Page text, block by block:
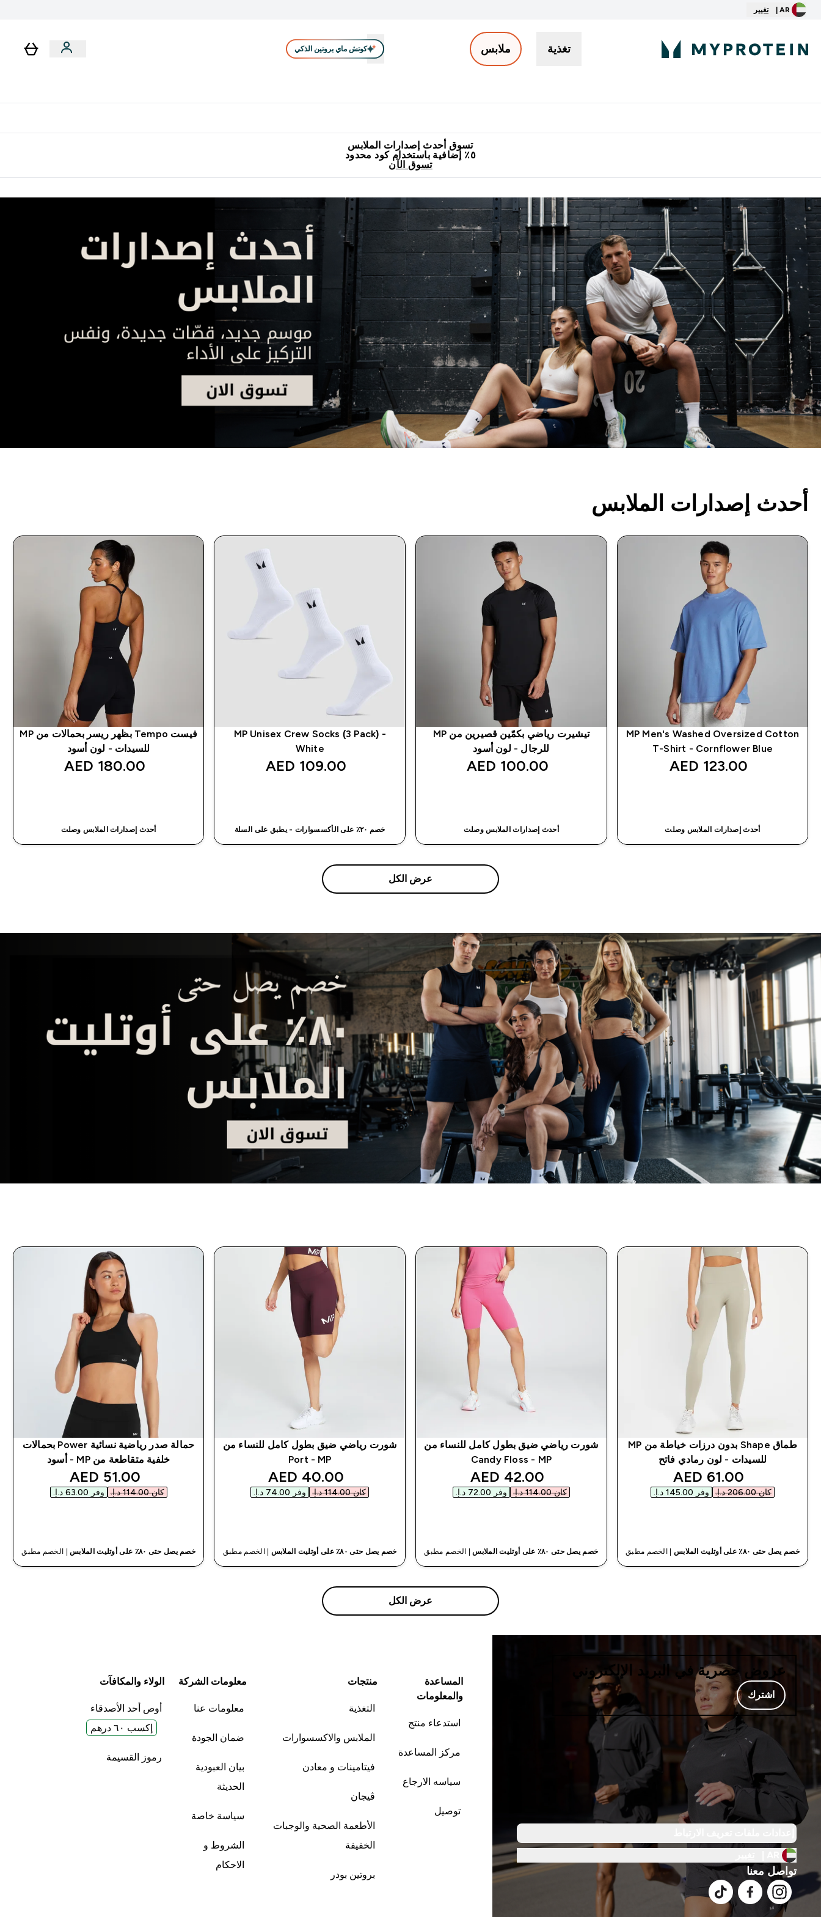
AR | تغيير
تغذية ملابس كوتش ماي بروتين الذكي
تسوق أحدث إصدارات الملابس
٥٪ إضافية باستخدام كود محدود
تسوق الآن
أحدث إصدارات الملابس
MP Men's Washed Oversized Cotton
T-Shirt - Cornflower Blue
123.00 AED‎
أحدث إصدارات الملابس وصلت
تيشيرت رياضي بكمّين قصيرين من MP
للرجال - لون أسود
100.00 AED‎
أحدث إصدارات الملابس وصلت
MP Unisex Crew Socks (3 Pack) -
White
109.00 AED‎
خصم ٢٠٪ على الأكسسوارات - يطبق على السلة
فيست Tempo بظهر ريسر بحمالات من MP
للسيدات - لون أسود
180.00 AED‎
أحدث إصدارات الملابس وصلت
عرض الكل
طماق Shape بدون درزات خياطة من MP
للسيدات - لون رمادي فاتح
discounted price
61.00 AED‎
كان ‏206.00 د.إ.‏‎ وفر ‏145.00 د.إ.‏‎
خصم يصل حتى ٨٠٪ على أوتليت الملابس | الخصم مطبق
شورت رياضي ضيق بطول كامل للنساء من
MP‏ - Candy Floss
discounted price
42.00 AED‎
كان ‏114.00 د.إ.‏‎ وفر ‏72.00 د.إ.‏‎
خصم يصل حتى ٨٠٪ على أوتليت الملابس | الخصم مطبق
شورت رياضي ضيق بطول كامل للنساء من
MP ‏- Port
discounted price
40.00 AED‎
كان ‏114.00 د.إ.‏‎ وفر ‏74.00 د.إ.‏‎
خصم يصل حتى ٨٠٪ على أوتليت الملابس | الخصم مطبق
حمالة صدر رياضية نسائية Power بحمالات
خلفية متقاطعة من MP - أسود
discounted price
51.00 AED‎
كان ‏114.00 د.إ.‏‎ وفر ‏63.00 د.إ.‏‎
خصم يصل حتى ٨٠٪ على أوتليت الملابس | الخصم مطبق
عرض الكل
عروض حصرية في البريد الإلكتروني
اشترك
تواصل معنا
المساعدة
والمعلومات
استدعاء منتج
مركز المساعدة
سياسه الارجاع
توصيل
منتجات
التغذية
الملابس والاكسسوارات
فيتامينات و معادن
ڤيجان
الأطعمة الصحية والوجبات
الخفيفة
بروتين بودر
معلومات الشركة
معلومات عنا
ضمان الجودة
بيان العبودية
الحديثة
سياسة خاصة
الشروط و
الاحكام
الولاء والمكافآت
أوص أحد الأصدقاء
إكسب ٦٠ درهم
رموز القسيمة